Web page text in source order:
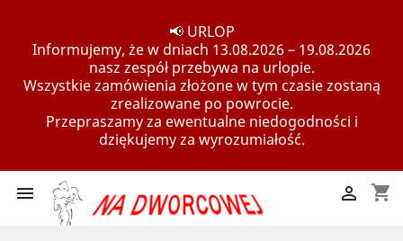
📢 URLOP
Informujemy, że w dniach 13.08.2026 – 19.08.2026
nasz zespół przebywa na urlopie.
Wszystkie zamówienia złożone w tym czasie zostaną
zrealizowane po powrocie.
Przepraszamy za ewentualne niedogodności i
dziękujemy za wyrozumiałość.
 shopping_cart
